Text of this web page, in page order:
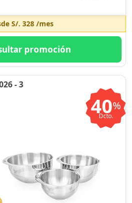
S/. 328/mes
promoción
- 3
40%
Dcto.